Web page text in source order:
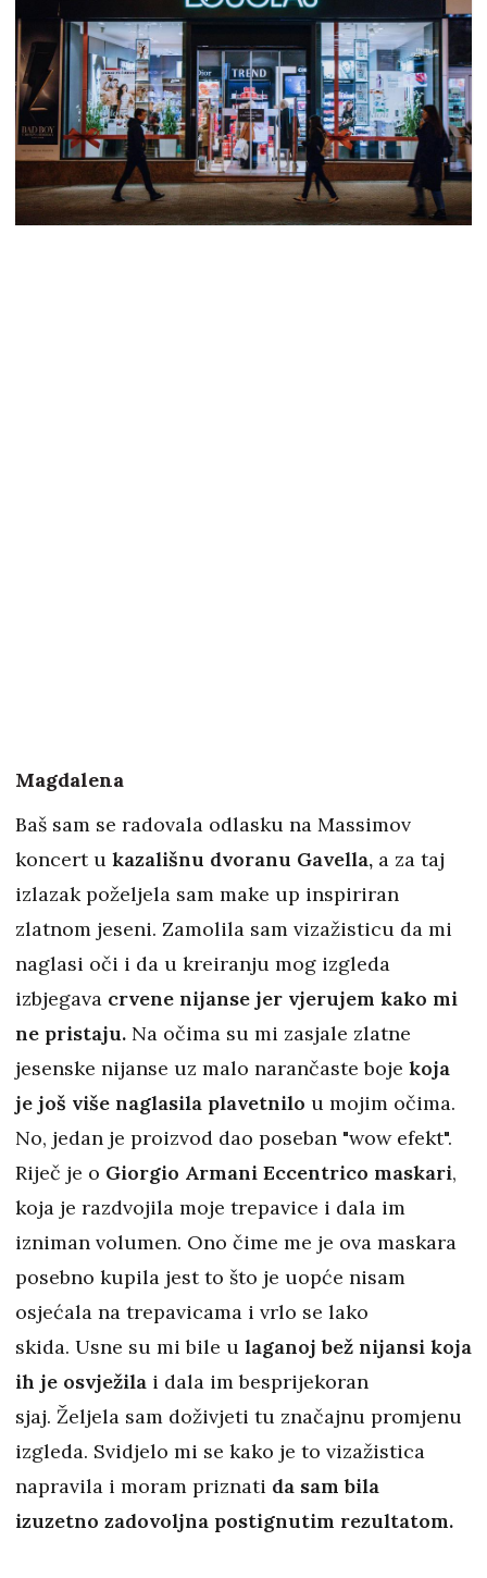
Magdalena
Baš sam se radovala odlasku na Massimov
koncert u kazališnu dvoranu Gavella, a za taj
izlazak poželjela sam make up inspiriran
zlatnom jeseni. Zamolila sam vizažisticu da mi
naglasi oči i da u kreiranju mog izgleda
izbjegava crvene nijanse jer vjerujem kako mi
ne pristaju. Na očima su mi zasjale zlatne
jesenske nijanse uz malo narančaste boje koja
je još više naglasila plavetnilo u mojim očima.
No, jedan je proizvod dao poseban "wow efekt".
Riječ je o Giorgio Armani Eccentrico maskari,
koja je razdvojila moje trepavice i dala im
izniman volumen. Ono čime me je ova maskara
posebno kupila jest to što je uopće nisam
osjećala na trepavicama i vrlo se lako
skida. Usne su mi bile u laganoj bež nijansi koja
ih je osvježila i dala im besprijekoran
sjaj. Željela sam doživjeti tu značajnu promjenu
izgleda. Svidjelo mi se kako je to vizažistica
napravila i moram priznati da sam bila
izuzetno zadovoljna postignutim rezultatom.